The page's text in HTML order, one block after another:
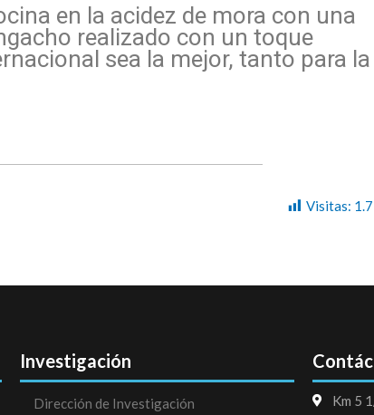
en la acidez de mora con una
realizado con un toque
sea la mejor, tanto para la
Visitas:
Investigación
Dirección de Investigación
Km 5